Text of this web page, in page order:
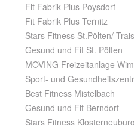
Fit Fabrik Plus Poysdorf
Fit Fabrik Plus Ternitz
Stars Fitness St.Pölten/
Gesund und Fit St. Pölten
MOVING Freizeitanlage
Sport- und
Best Fitness Mistelbach
Gesund und Fit Berndorf
Stars Fitness Klosterneuburg